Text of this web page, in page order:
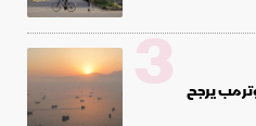
يرجح 3